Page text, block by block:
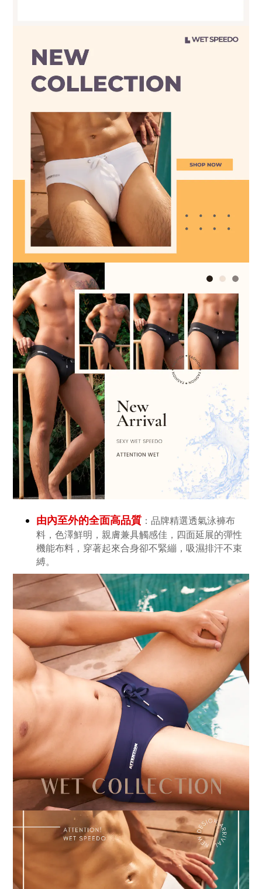
由內至外的全面高品質 ：品牌精選透氣泳褲布
料，色澤鮮明，親膚兼具觸感佳，四面延展的彈性
機能布料，穿著起來合身卻不緊繃，吸濕排汗不束
縛。